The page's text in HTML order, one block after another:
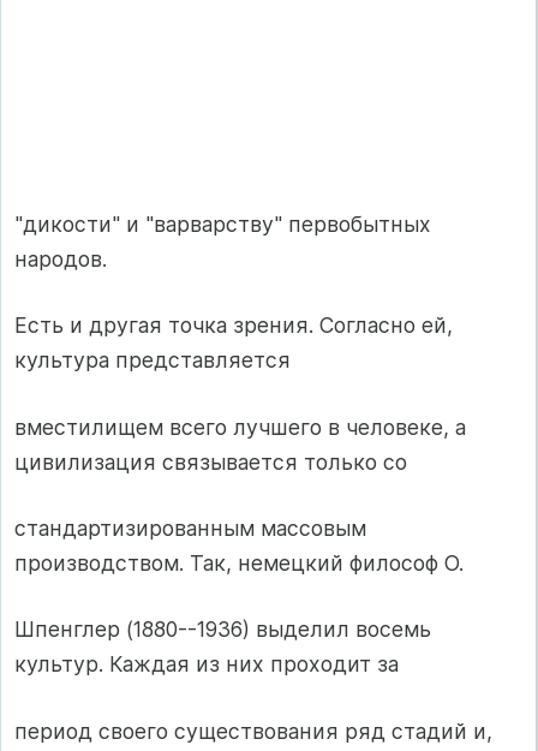
"дикости" и "варварству" первобытных
народов.
Есть и другая точка зрения. Согласно ей,
культура представляется
вместилищем всего лучшего в человеке, а
цивилизация связывается только со
стандартизированным массовым
производством. Так, немецкий философ О.
Шпенглер (1880--1936) выделил восемь
культур. Каждая из них проходит за
период своего существования ряд стадий и,